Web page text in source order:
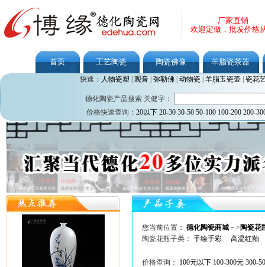
厂家直销
欢迎定做，批发价格
首页 工艺陶瓷 陶瓷佛像 羊脂瓷茶器
快速： 人物瓷塑 观音| 弥勒佛| 动物瓷| 羊脂玉瓷壶| 瓷花
德化陶瓷产品搜索 关健字：
价格快速查询： 20以下 20-30 30-50 50-100 100-200 200-
您当前位置： 德化陶瓷商城－> 陶瓷花
陶瓷花瓶子类： 手绘手彩 高温红釉
价格查询： 100元以下 100-300元 300-